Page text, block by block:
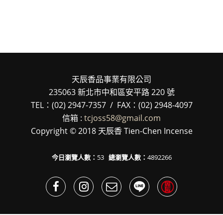
天辰香品事業有限公司
235063 新北市中和區安平路 220 號
TEL：(02) 2947-7357 / FAX：(02) 2948-4097
信箱 : tcjoss58@gmail.com
Copyright © 2018 天辰香 Tien-Chen Incense
今日瀏覽人數： 53 總瀏覽人數： 4892266